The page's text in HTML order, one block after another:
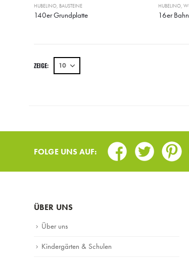
HUBELINO, BAUSTEINE
140er Grundplatte
HUBELINO,
16er Bahn
ZEIGE:
FOLGE UNS AUF: Facebook
Twitter
ÜBER UNS
Über uns
Kindergärten & Schulen